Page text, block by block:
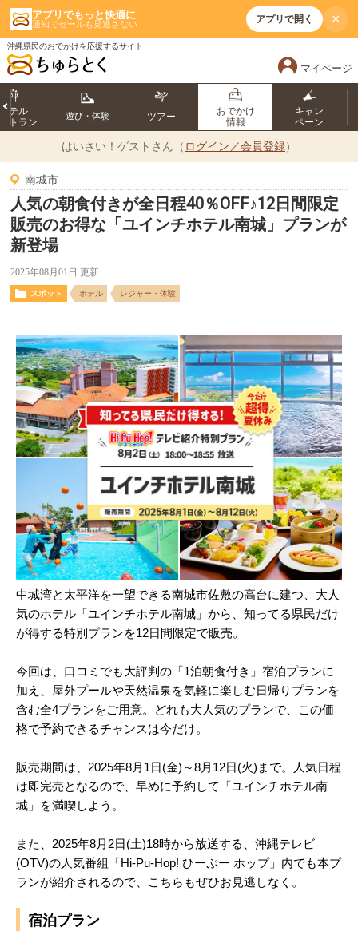
アプリでもっと快適に
通知でセールも見逃さない アプリで開く ×
沖縄県民のおでかけを応援するサイト
マイページ
ホテル
トラン
遊び・体験 ツアー
おでかけ
情報
キャン
ペーン
はいさい！ ゲストさん（ ログイン／会員登録）
南城市
人気の朝食付きが全日程40％OFF♪12日間限定
販売のお得な「ユインチホテル南城」プランが
新登場
2025年08月01日 更新
スポット ホテル レジャー・体験
中城湾と太平洋を一望できる南城市佐敷の高台に建つ、大人
気のホテル「ユインチホテル南城」から、知ってる県民だけ
が得する特別プランを12日間限定で販売。
今回は、口コミでも大評判の「1泊朝食付き」宿泊プランに
加え、屋外プールや天然温泉を気軽に楽しむ日帰りプランを
含む全4プランをご用意。どれも大人気のプランで、この価
格で予約できるチャンスは今だけ。
販売期間は、2025年8月1日(金)～8月12日(火)まで。人気日程
は即完売となるので、早めに予約して「ユインチホテル南
城」を満喫しよう。
また、2025年8月2日(土)18時から放送する、沖縄テレビ
(OTV)の人気番組「Hi-Pu-Hop! ひーぷー ホップ」内でも本プ
ランが紹介されるので、こちらもぜひお見逃しなく。
宿泊プラン